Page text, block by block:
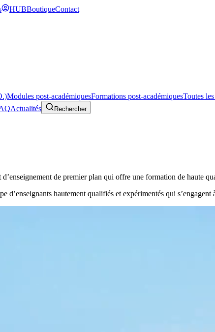
HUBBoutiqueContact
Modules post-académiquesFormations post-académiquesToutes
Actualités Rechercher
de premier plan qui offre une formation de haute
d’enseignants hautement qualifiés et expérimentés qui